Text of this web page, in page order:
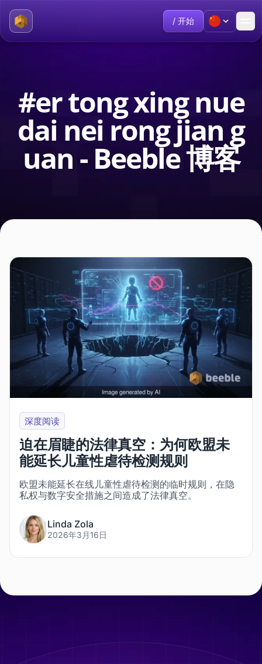
/ 开始
#er tong xing nue
dai nei rong jian g
uan - Beeble 博客
深度阅读
迫在眉睫的法律真空：为何欧盟未
能延长儿童性虐待检测规则
欧盟未能延长在线儿童性虐待检测的临时规则，在隐
私权与数字安全措施之间造成了法律真空。
Linda Zola
2026年3月16日